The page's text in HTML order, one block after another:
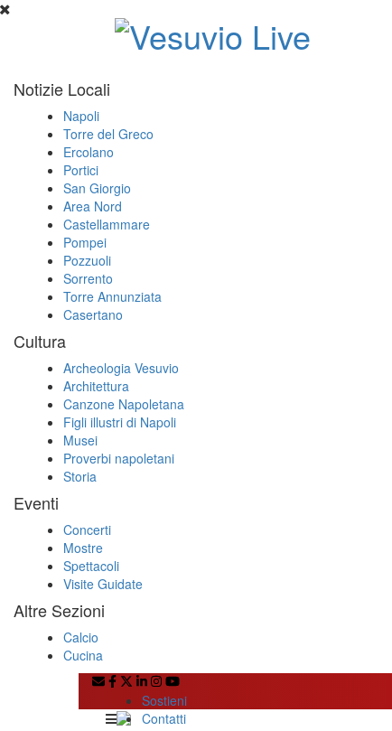
Notizie Locali
Napoli
Torre del Greco
Ercolano
Portici
San Giorgio
Area Nord
Castellammare
Pompei
Pozzuoli
Sorrento
Torre Annunziata
Casertano
Cultura
Archeologia Vesuvio
Architettura
Canzone Napoletana
Figli illustri di Napoli
Musei
Proverbi napoletani
Storia
Eventi
Concerti
Mostre
Spettacoli
Visite Guidate
Altre Sezioni
Calcio
Cucina
Sostieni
Contatti